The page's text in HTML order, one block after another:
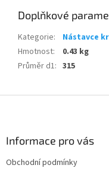
Doplňkové
Kategorie:
Nástavce
Hmotnost:
0.43 kg
Průměr d1: 315
Informace pro vás
Obchodní podmínky